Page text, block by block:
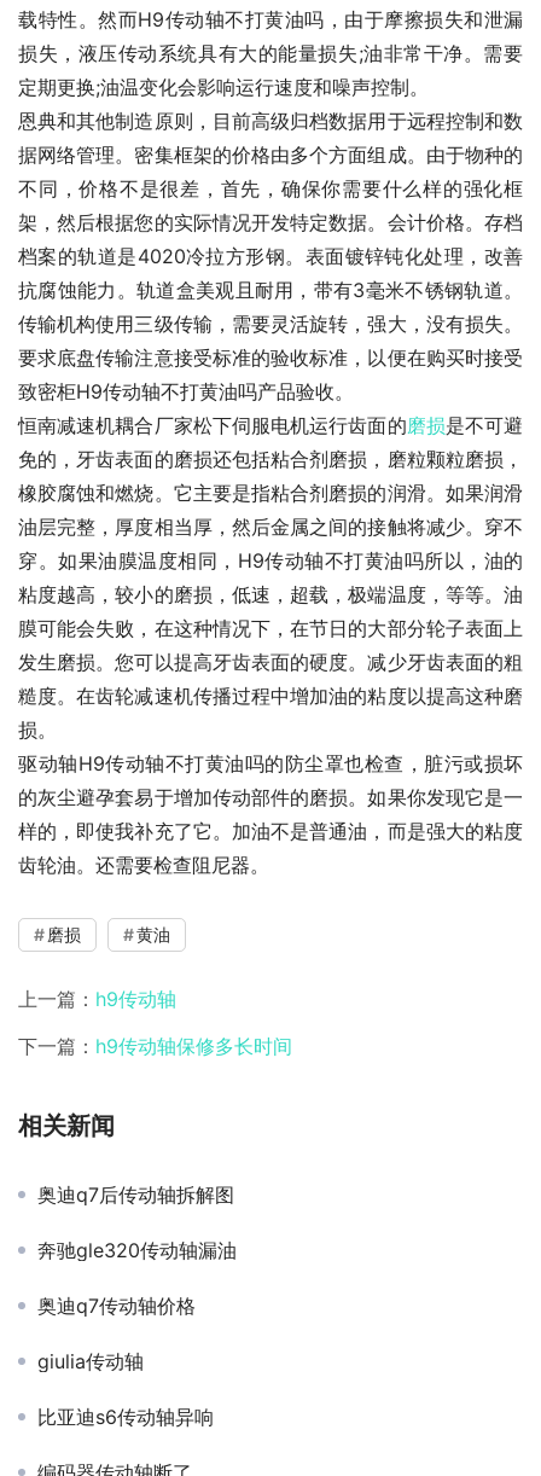
载特性。然而H9传动轴不打黄油吗，由于摩擦损失和泄漏
损失，液压传动系统具有大的能量损失;油非常干净。需要
定期更换;油温变化会影响运行速度和噪声控制。
恩典和其他制造原则，目前高级归档数据用于远程控制和数
据网络管理。密集框架的价格由多个方面组成。由于物种的
不同，价格不是很差，首先，确保你需要什么样的强化框
架，然后根据您的实际情况开发特定数据。会计价格。存档
档案的轨道是4020冷拉方形钢。表面镀锌钝化处理，改善
抗腐蚀能力。轨道盒美观且耐用，带有3毫米不锈钢轨道。
传输机构使用三级传输，需要灵活旋转，强大，没有损失。
要求底盘传输注意接受标准的验收标准，以便在购买时接受
致密柜H9传动轴不打黄油吗产品验收。
恒南减速机耦合厂家松下伺服电机运行齿面的磨损是不可避
免的，牙齿表面的磨损还包括粘合剂磨损，磨粒颗粒磨损，
橡胶腐蚀和燃烧。它主要是指粘合剂磨损的润滑。如果润滑
油层完整，厚度相当厚，然后金属之间的接触将减少。穿不
穿。如果油膜温度相同，H9传动轴不打黄油吗所以，油的
粘度越高，较小的磨损，低速，超载，极端温度，等等。油
膜可能会失败，在这种情况下，在节日的大部分轮子表面上
发生磨损。您可以提高牙齿表面的硬度。减少牙齿表面的粗
糙度。在齿轮减速机传播过程中增加油的粘度以提高这种磨
损。
驱动轴H9传动轴不打黄油吗的防尘罩也检查，脏污或损坏
的灰尘避孕套易于增加传动部件的磨损。如果你发现它是一
样的，即使我补充了它。加油不是普通油，而是强大的粘度
齿轮油。还需要检查阻尼器。
磨损 黄油
上一篇： h9传动轴
下一篇： h9传动轴保修多长时间
相关新闻
奥迪q7后传动轴拆解图
奔驰gle320传动轴漏油
奥迪q7传动轴价格
giulia传动轴
比亚迪s6传动轴异响